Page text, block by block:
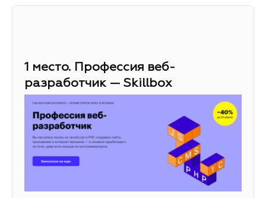
1 место. Профессия веб-
разработчик — Skillbox